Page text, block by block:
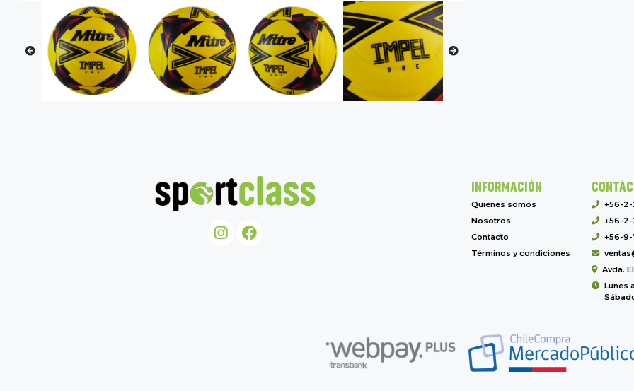
INFORMACIÓN
Quiénes somos
Nosotros
Contacto
Términos y condiciones
+56-2-
+56-2-
+56-9-
Avda.
Lunes